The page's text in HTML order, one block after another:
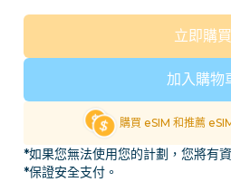
加入購物
立即購買
購買 eSIM 和推薦
*如果您無法使用您的計劃，您將有
*保證安全支付。